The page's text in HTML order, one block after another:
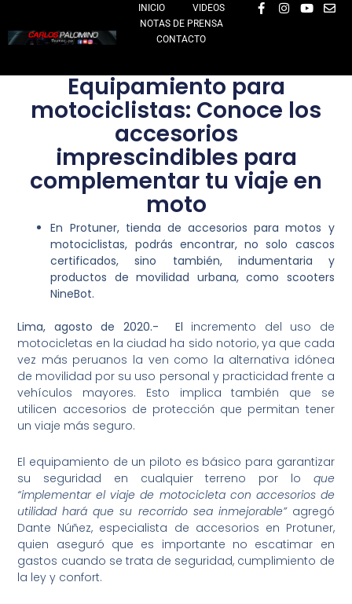
al
contenido
INICIO
VIDEOS
NOTAS DE PRENSA
CONTACTO
F
a
o
k
-
f
I
n
r
m
Y
o
e
E
n
p
Equipamiento para
motociclistas: Conoce los
accesorios
imprescindibles para
complementar tu viaje en
moto
En Protuner, tienda de accesorios para motos y
motociclistas, podrás encontrar, no solo cascos
certificados, sino también, indumentaria y
productos de movilidad urbana, como scooters
NineBot.
Lima, agosto de 2020.- El incremento del uso de
motocicletas en la ciudad ha sido notorio, ya que cada
vez más peruanos la ven como la alternativa idónea
de movilidad por su uso personal y practicidad frente a
vehículos mayores. Esto implica también que se
utilicen accesorios de protección que permitan tener
un viaje más seguro.
El equipamiento de un piloto es básico para garantizar
su seguridad en cualquier terreno por lo que
“implementar el viaje de motocicleta con accesorios de
utilidad hará que su recorrido sea inmejorable”agregó
Dante Núñez, especialista de accesorios en Protuner,
quien aseguró que es importante no escatimar en
gastos cuando se trata de seguridad, cumplimiento de
la ley y confort.